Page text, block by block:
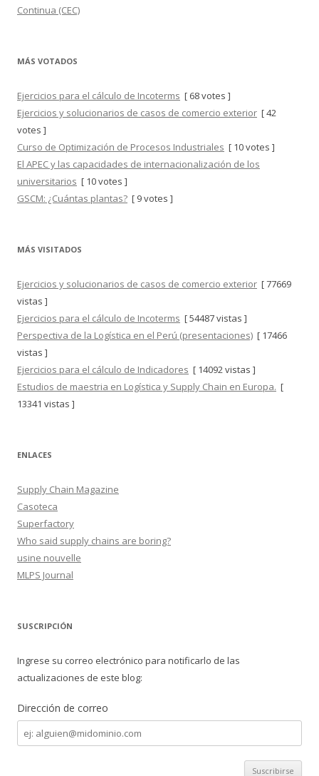
Continua (CEC)
MÁS VOTADOS
Ejercicios para el cálculo de Incoterms [ 68 votes ]
Ejercicios y solucionarios de casos de comercio exterior [ 42
votes ]
Curso de Optimización de Procesos Industriales [ 10 votes ]
El APEC y las capacidades de internacionalización de los
universitarios [ 10 votes ]
GSCM: ¿Cuántas plantas? [ 9 votes ]
MÁS VISITADOS
Ejercicios y solucionarios de casos de comercio exterior [ 77669
vistas ]
Ejercicios para el cálculo de Incoterms [ 54487 vistas ]
Perspectiva de la Logística en el Perú (presentaciones) [ 17466
vistas ]
Ejercicios para el cálculo de Indicadores [ 14092 vistas ]
Estudios de maestria en Logística y Supply Chain en Europa. [
13341 vistas ]
ENLACES
Supply Chain Magazine
Casoteca
Superfactory
Who said supply chains are boring?
usine nouvelle
MLPS Journal
SUSCRIPCIÓN
Ingrese su correo electrónico para notificarlo de las
actualizaciones de este blog:
Dirección de correo
Dirección
de
correo